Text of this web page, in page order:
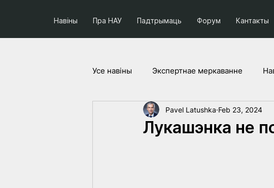
Навіны Пра НАУ Падтрымаць Форум Кантакты
Усе навiны Экспертнае меркаванне
Соцыум і палітыка Праекты НАУ
Лукашэнка не
Pavel Latushka Feb 23, 2024